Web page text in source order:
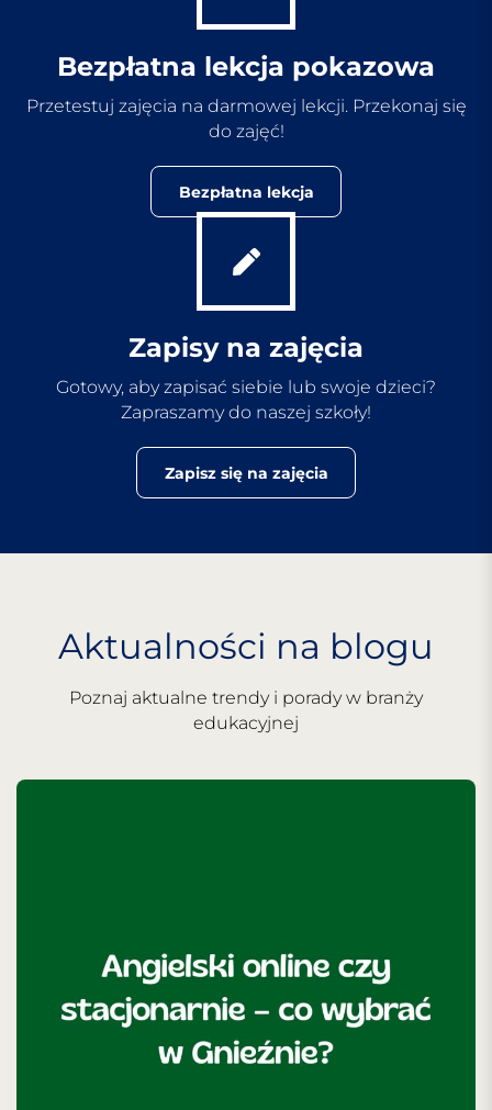
Bezpłatna lekcja pokazowa
Przetestuj zajęcia na darmowej lekcji. Przekonaj się
do zajęć!
Bezpłatna lekcja
Zapisy na zajęcia
Gotowy, aby zapisać siebie lub swoje dzieci?
Zapraszamy do naszej szkoły!
Zapisz się na zajęcia
Aktualności na blogu
Poznaj aktualne trendy i porady w branży
edukacyjnej